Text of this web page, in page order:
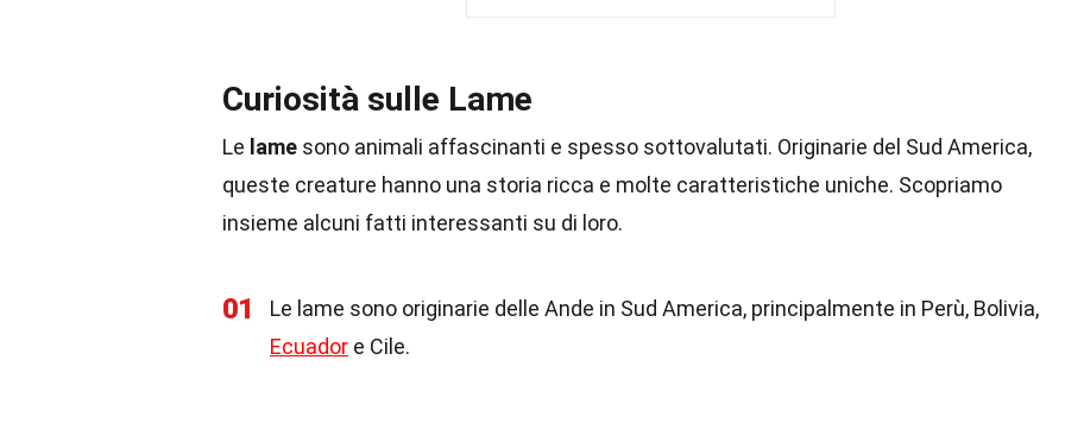
Curiosità sulle Lame
Le lame sono animali affascinanti e spesso sottovalutati. Originarie del Sud America,
queste creature hanno una storia ricca e molte caratteristiche uniche. Scopriamo
insieme alcuni fatti interessanti su di loro.
01
Le lame sono originarie delle Ande in Sud America, principalmente in Perù, Bolivia,
Ecuador e Cile.